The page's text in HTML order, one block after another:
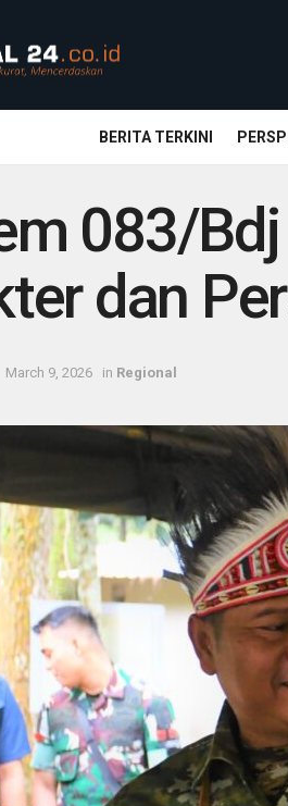
BERITA TERKINI
083/
dan
March 9, 2026 in Regional